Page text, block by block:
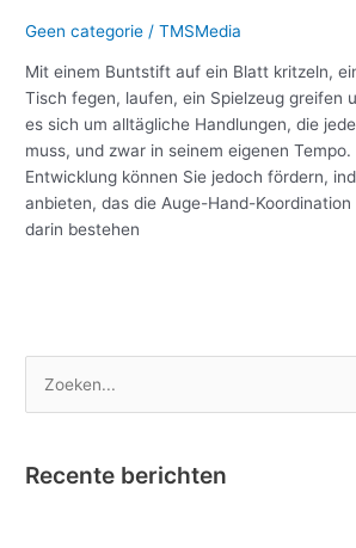
Geen categorie /TMSMedia
Mit einem Buntstift auf ein Blatt kritzeln,
Tisch fegen, laufen, ein Spielzeug greifen
es sich um alltägliche Handlungen, die
muss, und zwar in seinem eigenen
Entwicklung können Sie jedoch fördern,
anbieten, das die Auge-Hand-
darin bestehen
kRecente berichten